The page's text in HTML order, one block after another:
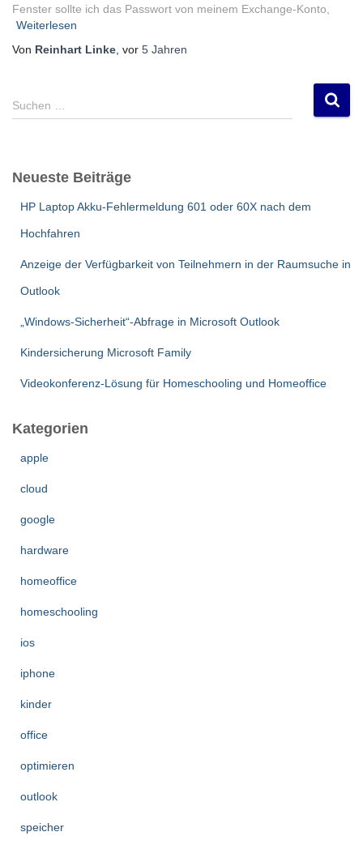
Fenster sollte ich das Passwort von meinem Exchange-Konto,
Weiterlesen
Von Reinhart Linke , vor 5 Jahren
n
Suchen …
Neueste Beiträge
HP Laptop Akku-Fehlermeldung 601 oder 60X nach dem
Hochfahren
Anzeige der Verfügbarkeit von Teilnehmern in der Raumsuche in
Outlook
„Windows-Sicherheit“-Abfrage in Microsoft Outlook
Kindersicherung Microsoft Family
Videokonferenz-Lösung für Homeschooling und Homeoffice
Kategorien
apple
cloud
google
hardware
homeoffice
homeschooling
ios
iphone
kinder
office
optimieren
outlook
speicher